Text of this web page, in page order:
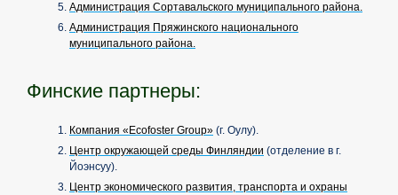
Администрация Сортавальского муниципального района.
Администрация Пряжинского национального
муниципального района.
Финские партнеры:
Компания «Ecofoster Group» (г. Оулу).
Центр окружающей среды Финляндии (отделение в г.
Йоэнсуу).
Центр экономического развития, транспорта и охраны